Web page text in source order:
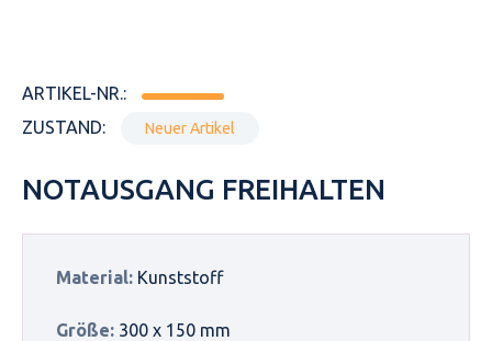
ARTIKEL-NR.:
ZUSTAND:
Neuer Artikel
NOTAUSGANG FREIHALTEN
Material: Kunststoff
Größe: 300 x 150 mm